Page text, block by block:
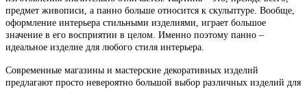
предмет живописи, а панно больше относится к скульптуре. Вообще,
оформление интерьера стильными изделиями, играет большое
значение в его восприятии в целом. Именно поэтому панно –
идеальное изделие для любого стиля интерьера.
Современные магазины и мастерские декоративных изделий
предлагают просто невероятно большой выбор различных изделий для